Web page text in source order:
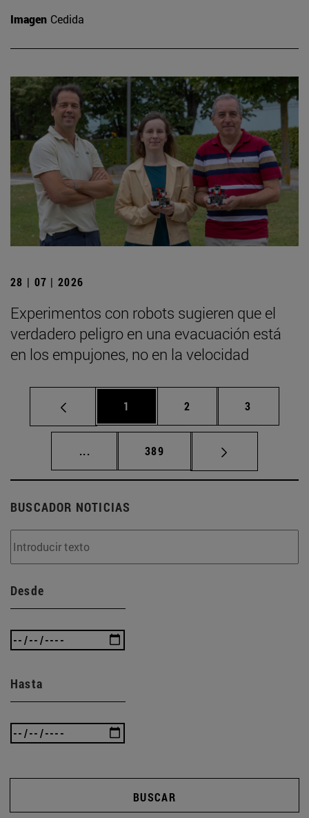
Imagen Cedida
28 | 07 | 2026
Experimentos con robots sugieren que el
verdadero peligro en una evacuación está
en los empujones, no en la velocidad
Página
1 Página
2 Página
3
... Páginas intermedias Use TAB para
Página
389
BUSCADOR NOTICIAS
Desde
Hasta
BUSCAR